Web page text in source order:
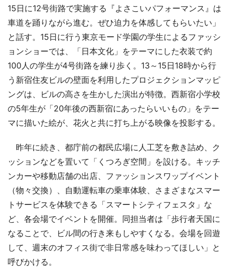
15日に12号街路で実施する『よさこいパフォーマンス』は
車道を踊りながら進む。ぜひ迫力を体感してもらいたい」
と話す。15日に行う東京モード学園の学生によるファッシ
ョンショーでは、「日本文化」をテーマにした衣装で約
100人の学生が4号街路を練り歩く。13～15日18時から行
う新宿住友ビルの壁面を利用したプロジェクションマッピ
ングは、ビルの高さを生かした演出が特徴。西新宿小学校
の5年生が「20年後の西新宿にあったらいいもの」をテー
マに描いた絵が、花火と共に打ち上がる映像を投影する。
昨年に続き、都庁前の都民広場に人工芝を敷き詰め、ク
ッションなどを置いて「くつろぎ空間」を設ける。キッチ
ンカーや移動店舗の出店、ファッションスワップイベント
（物々交換）、自動運転車の乗車体験、さまざまなスマー
トサービスを体験できる「スマートシティフェスタ」な
ど、各会場でイベントを開催。同担当者は「歩行者天国に
なることで、ビル間の行き来もしやすくなる。会場を回遊
して、週末のオフィス街で非日常感を味わってほしい」と
呼びかける。